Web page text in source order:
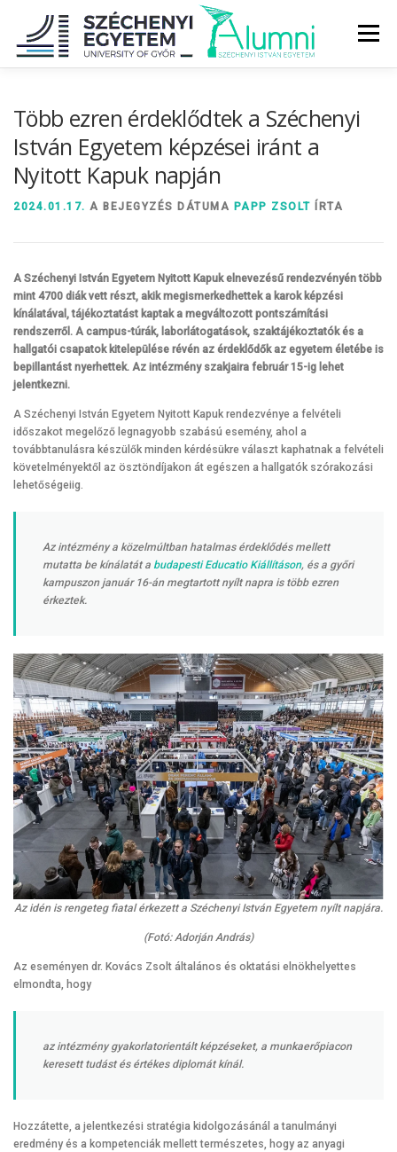
tartalomhoz
Menü
DIPLOMAÁTADÓ DIPLOMÁN TÚL
Több ezren érdeklődtek a Széchenyi
István Egyetem képzései iránt a
Nyitott Kapuk napján
2024.01.17. A BEJEGYZÉS DÁTUMA PAPP ZSOLT ÍRTA
A Széchenyi István Egyetem Nyitott Kapuk elnevezésű rendezvényén több
mint 4700 diák vett részt, akik megismerkedhettek a karok képzési
kínálatával, tájékoztatást kaptak a megváltozott pontszámítási
rendszerről. A campus-túrák, laborlátogatások, szaktájékoztatók és a
hallgatói csapatok kitelepülése révén az érdeklődők az egyetem életébe is
bepillantást nyerhettek. Az intézmény szakjaira február 15-ig lehet
jelentkezni.
A Széchenyi István Egyetem Nyitott Kapuk rendezvénye a felvételi
időszakot megelőző legnagyobb szabású esemény, ahol a
továbbtanulásra készülők minden kérdésükre választ kaphatnak a felvételi
követelményektől az ösztöndíjakon át egészen a hallgatók szórakozási
lehetőségeiig.
Az intézmény a közelmúltban hatalmas érdeklődés mellett
mutatta be kínálatát a budapesti Educatio Kiállításon, és a győri
kampuszon január 16-án megtartott nyílt napra is több ezren
érkeztek.
Az idén is rengeteg fiatal érkezett a Széchenyi István Egyetem nyílt napjára.
(Fotó: Adorján András)
Az eseményen dr. Kovács Zsolt általános és oktatási elnökhelyettes
elmondta, hogy
az intézmény gyakorlatorientált képzéseket, a munkaerőpiacon
keresett tudást és értékes diplomát kínál.
Hozzátette, a jelentkezési stratégia kidolgozásánál a tanulmányi
eredmény és a kompetenciák mellett természetes, hogy az anyagi